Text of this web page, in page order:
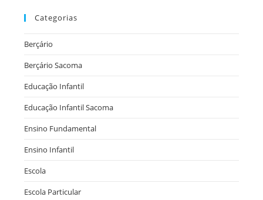
Categorias
Berçário
Berçário Sacoma
Educação Infantil
Educação Infantil Sacoma
Ensino Fundamental
Ensino Infantil
Escola
Escola Particular